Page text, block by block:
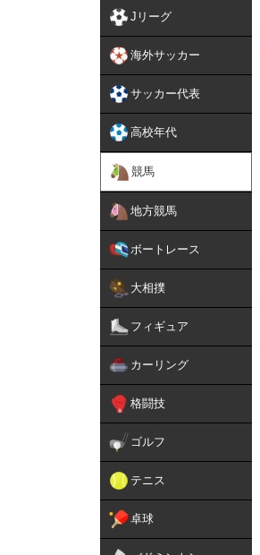
Jリーグ
海外サッカー
サッカー代表
高校年代
競馬
地方競馬
ボートレース
大相撲
フィギュア
カーリング
格闘技
ゴルフ
テニス
卓球